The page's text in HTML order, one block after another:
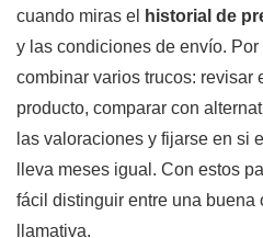
cuando miras el
historial de
y las condiciones de envío.
combinar varios trucos: revisar
producto, comparar con
las valoraciones y fijarse en si
lleva meses igual. Con estos
fácil distinguir entre una buena
llamativa.